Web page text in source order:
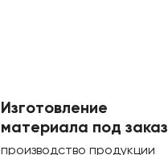
Изготовление
материала под заказ
производство продукции